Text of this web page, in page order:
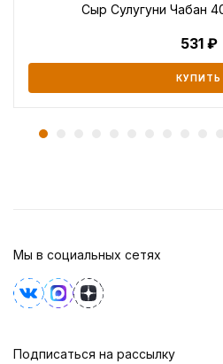
Сыр Сулугуни Чабан
531
КУПИТЬ
Мы в социальных сетях
Подписаться на рассылку